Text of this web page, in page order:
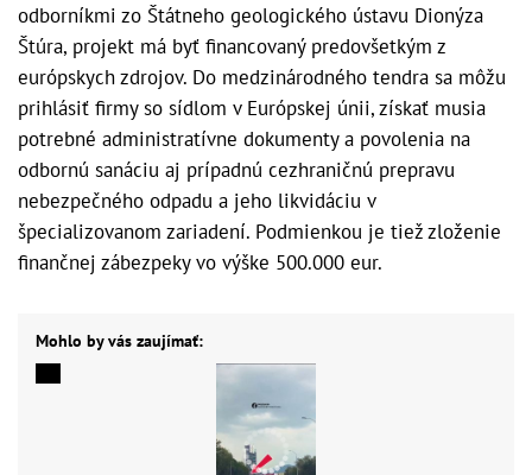
odborníkmi zo Štátneho geologického ústavu Dionýza
Štúra, projekt má byť financovaný predovšetkým z
európskych zdrojov. Do medzinárodného tendra sa môžu
prihlásiť firmy so sídlom v Európskej únii, získať musia
potrebné administratívne dokumenty a povolenia na
odbornú sanáciu aj prípadnú cezhraničnú prepravu
nebezpečného odpadu a jeho likvidáciu v
špecializovanom zariadení. Podmienkou je tiež zloženie
finančnej zábezpeky vo výške 500.000 eur.
Mohlo by vás zaujímať: